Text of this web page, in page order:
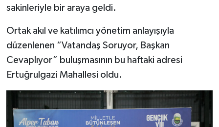
sakinleriyle bir araya geldi.
Ortak akıl ve katılımcı yönetim anlayışıyla
düzenlenen “Vatandaş Soruyor, Başkan
Cevaplıyor” buluşmasının bu haftaki adresi
Ertuğrulgazi Mahallesi oldu.